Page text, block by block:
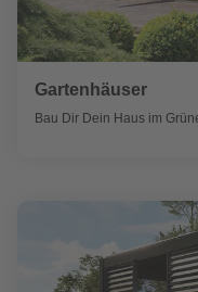
Gartenhäuser
Bau Dir Dein Haus im